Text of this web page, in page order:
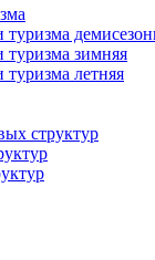
туризма зимняя
летняя
структур